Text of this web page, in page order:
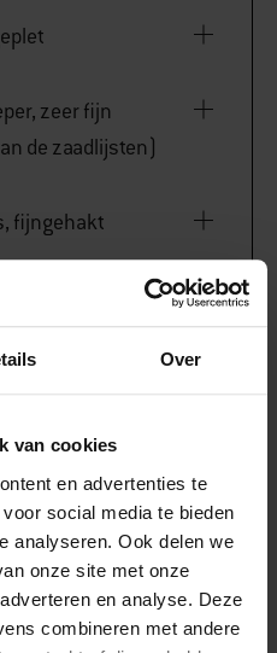
Over
van cookies
en advertenties te
social media te bieden
analyseren. Ook delen we
onze site met onze
en analyse. Deze
combineren met andere
zeer fijn
de zaadlijsten)
fijngehakt